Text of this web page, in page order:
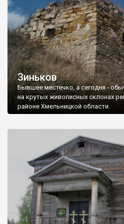
Зиньков
Бывшее местечко, а сегодня -
на крутых живописных склонах
районе Хмельницкой области.